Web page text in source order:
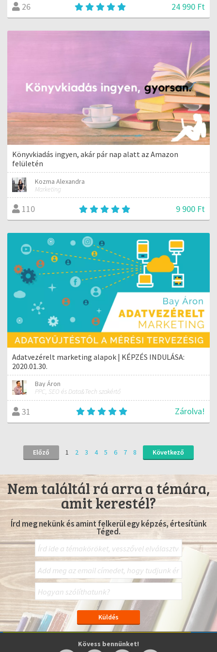
26 24 990 Ft
Könyvkiadás ingyen, akár pár nap alatt az Amazon
felületén
Kozma Alexandra
Marketing
110 9 900 Ft
Adatvezérelt marketing alapok | KÉPZÉS INDULÁSA:
2020.01.30.
Bay Áron
PPC, SEO és Data&Tech szakértő
31 Zárolva!
Előző 1 2 3 4 5 6 7 8 Következő
Nem találtál rá arra a témára,
amit kerestél?
Írd meg nekünk és amint felkerül egy képzés, értesítünk
Téged.
Kövess bennünket!